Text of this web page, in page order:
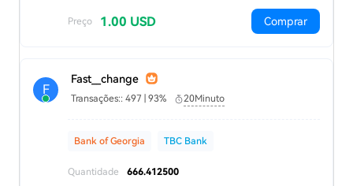
Preço 1.00 USD Comprar
F
Fast__change
Transações:: 497 | 93% 20Minuto
Bank of Georgia TBC Bank
Quantidade
666.412500